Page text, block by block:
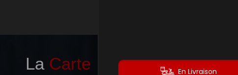
Mentions
La Carte